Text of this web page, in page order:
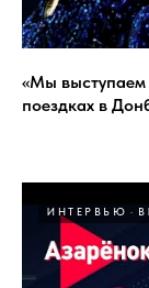
«Мы
поездках в
ИНТЕРВЬЮ